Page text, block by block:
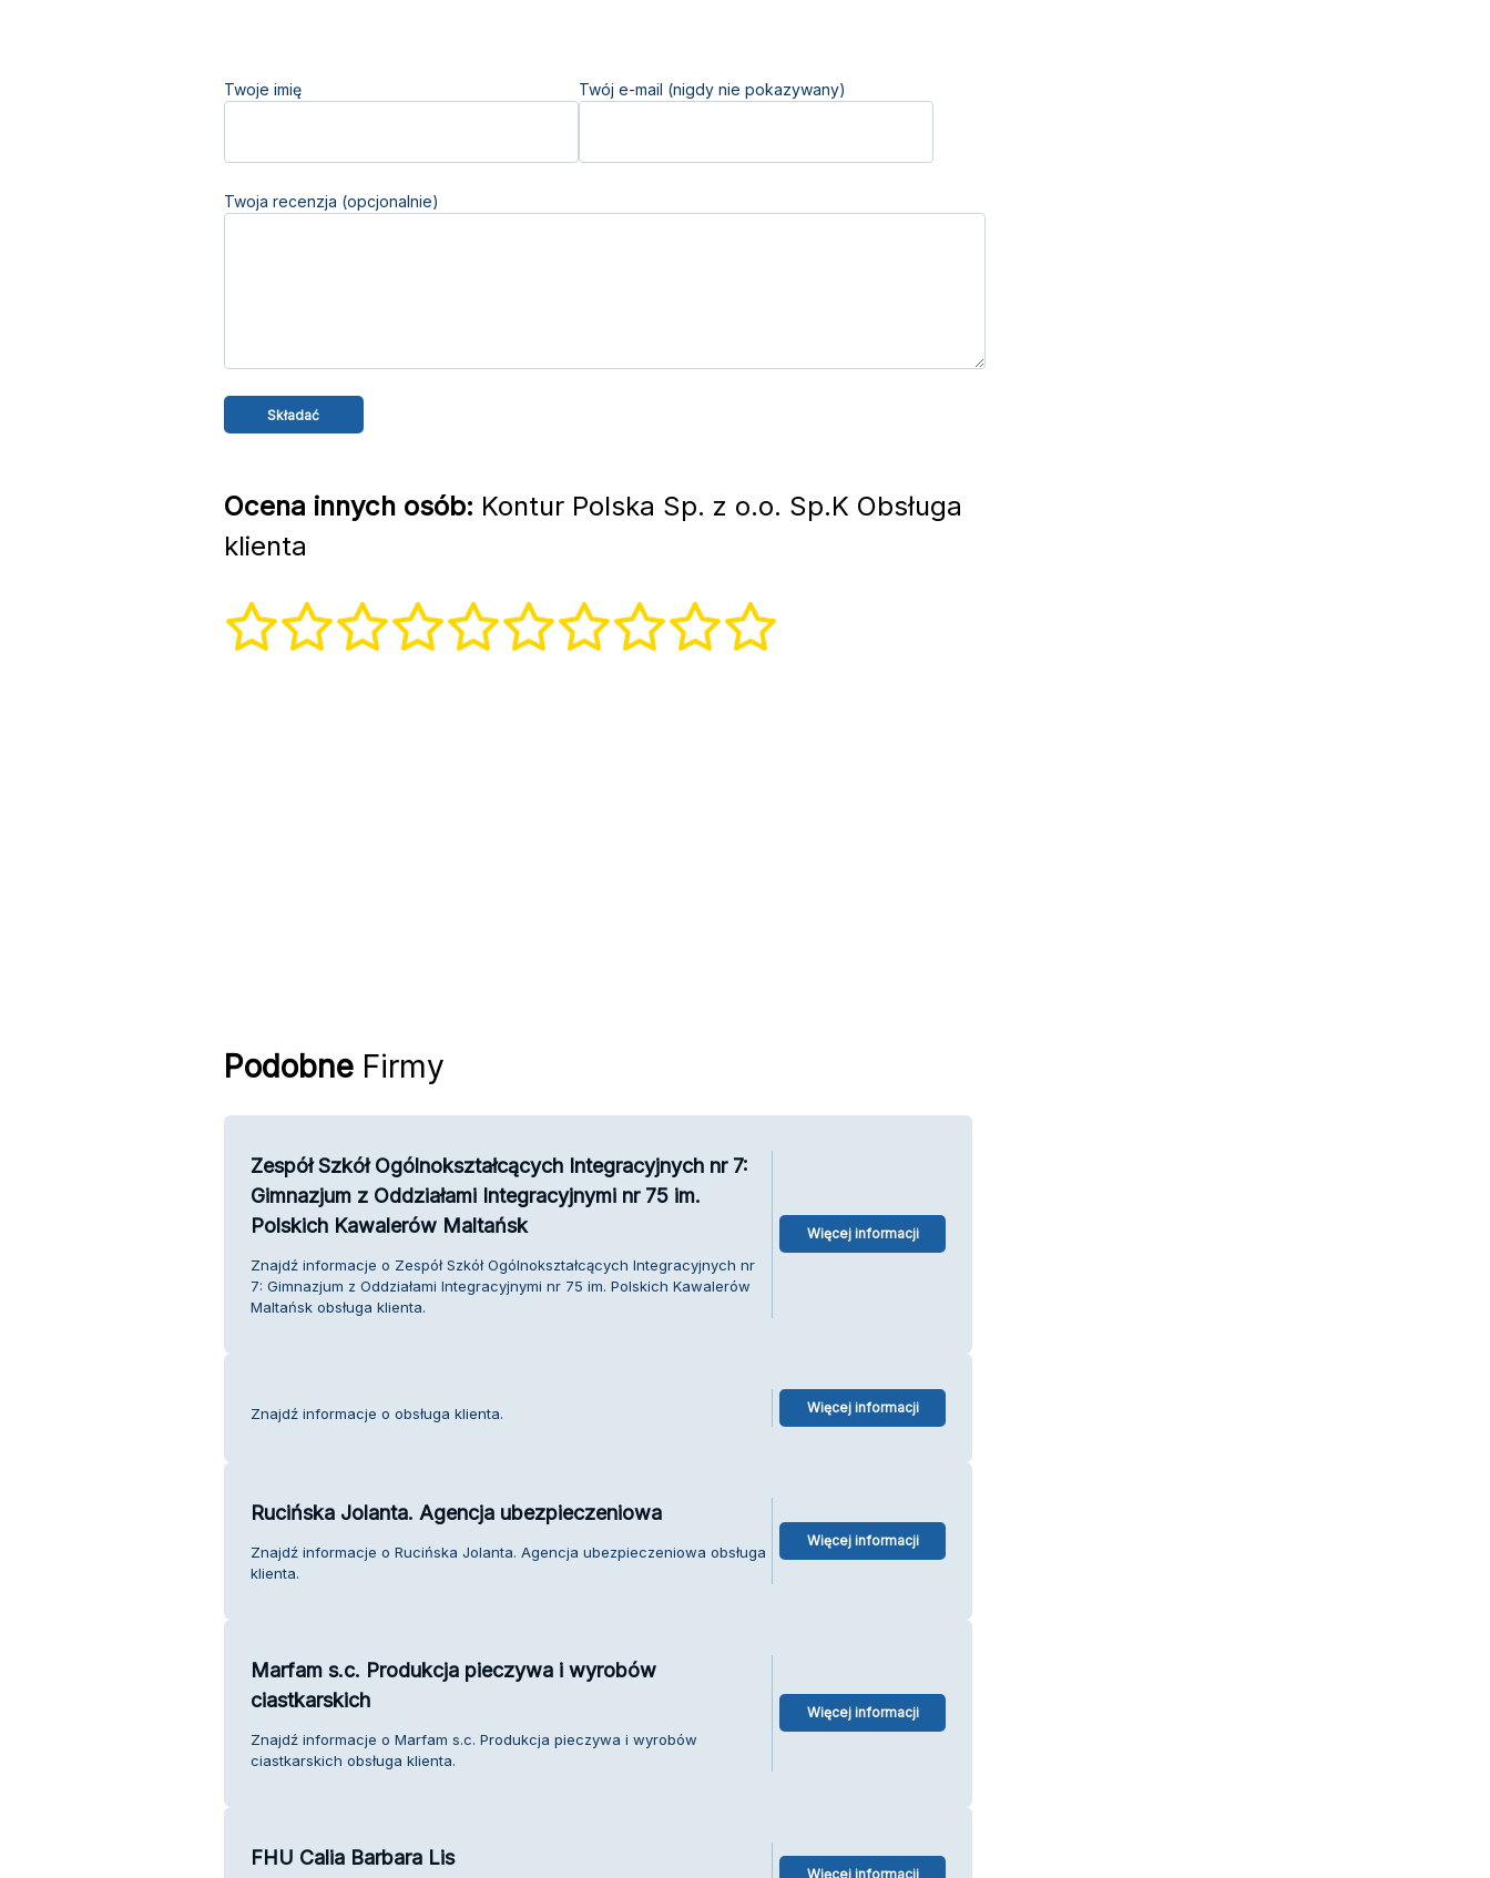
Twoje imię Twój e-mail (nigdy nie pokazywany)
Twoja recenzja (opcjonalnie)
Ocena innych osób: Kontur Polska Sp. z o.o. Sp.K Obsługa
klienta
PodobneFirmy
Zespół Szkół Ogólnokształcących Integracyjnych nr 7:
Gimnazjum z Oddziałami Integracyjnymi nr 75 im.
Polskich Kawalerów Maltańsk
Znajdź informacje o Zespół Szkół Ogólnokształcących Integracyjnych nr
7: Gimnazjum z Oddziałami Integracyjnymi nr 75 im. Polskich Kawalerów
Maltańsk obsługa klienta.
Więcej informacji
Znajdź informacje o obsługa klienta. Więcej informacji
Rucińska Jolanta. Agencja ubezpieczeniowa
Znajdź informacje o Rucińska Jolanta. Agencja ubezpieczeniowa obsługa
klienta.
Więcej informacji
Marfam s.c. Produkcja pieczywa i wyrobów
ciastkarskich
Znajdź informacje o Marfam s.c. Produkcja pieczywa i wyrobów
ciastkarskich obsługa klienta.
Więcej informacji
FHU Calia Barbara Lis
Więcej informacji